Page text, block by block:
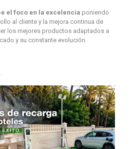
el foco en la excelencia poniendo
al cliente y la mejora continua de
los mejores productos adaptados a
y su constante evolución.